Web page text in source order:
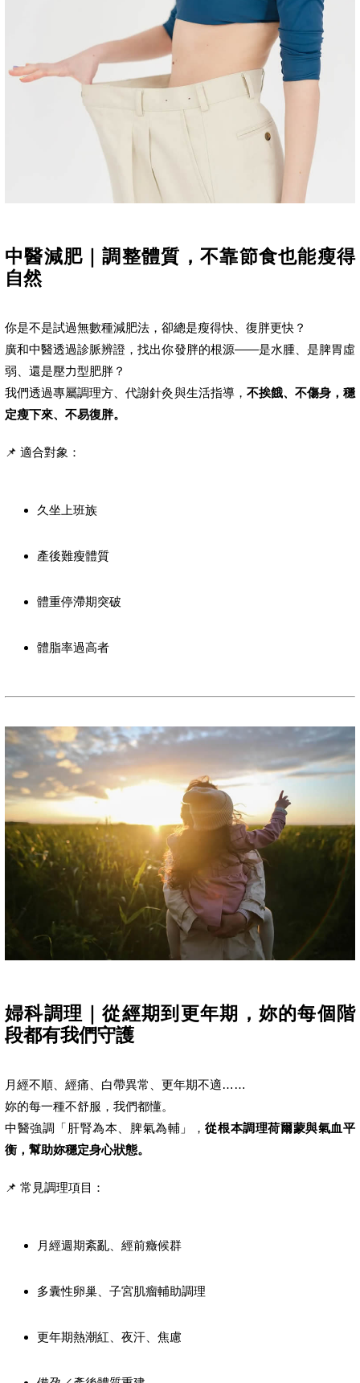
中醫減肥｜調整體質，不靠節食也能瘦得
自然
你是不是試過無數種減肥法，卻總是瘦得快、復胖更快？
廣和中醫透過診脈辨證，找出你發胖的根源——是水腫、是脾胃虛
弱、還是壓力型肥胖？
我們透過專屬調理方、代謝針灸與生活指導， 不挨餓、不傷身，穩
定瘦下來、不易復胖。
📌 適合對象：
久坐上班族
產後難瘦體質
體重停滯期突破
體脂率過高者
婦科調理｜從經期到更年期，妳的每個階
段都有我們守護
月經不順、經痛、白帶異常、更年期不適……
妳的每一種不舒服，我們都懂。
中醫強調「肝腎為本、脾氣為輔」，從根本調理荷爾蒙與氣血平
衡，幫助妳穩定身心狀態。
📌 常見調理項目：
月經週期紊亂、經前癥候群
多囊性卵巢、子宮肌瘤輔助調理
更年期熱潮紅、夜汗、焦慮